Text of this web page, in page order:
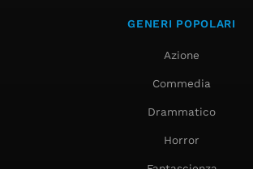
GENERI POPOLARI
Azione
Commedia
Drammatico
Horror